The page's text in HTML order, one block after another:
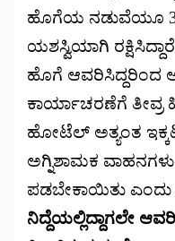
ಹೊಗೆಯ ನಡುವೆಯೂ
ಯಶಸ್ವಿಯಾಗಿ
ಹೊಗೆ ಆವರಿಸಿದ್ದರಿಂದ
ಕಾರ್ಯಾಚರಣೆಗೆ ತೀವ್ರ
ಹೋಟೆಲ್ ಅತ್ಯಂತ
ಅಗ್ನಿಶಾಮಕ
ಪಡಬೇಕಾಯಿತು ಎಂದು
ನಿದ್ದೆಯಲ್ಲಿದ್ದಾಗಲೇ